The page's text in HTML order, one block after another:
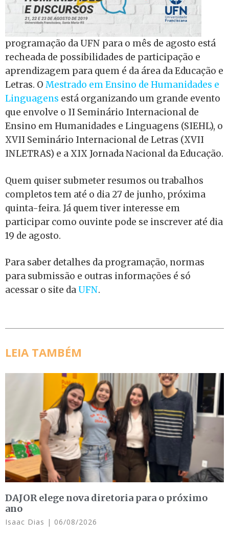
programação da UFN para o mês de agosto está
recheada de possibilidades de participação e
aprendizagem para quem é da área da Educação e
Letras. O Mestrado em Ensino de Humanidades e
Linguagens está organizando um grande evento
que envolve o II Seminário Internacional de
Ensino em Humanidades e Linguagens (SIEHL), o
XVII Seminário Internacional de Letras (XVII
INLETRAS) e a XIX Jornada Nacional da Educação.
Quem quiser submeter resumos ou trabalhos
completos tem até o dia 27 de junho, próxima
quinta-feira. Já quem tiver interesse em
participar como ouvinte pode se inscrever até dia
19 de agosto.
Para saber detalhes da programação, normas
para submissão e outras informações é só
acessar o site da UFN.
LEIA TAMBÉM
DAJOR elege nova diretoria para o próximo
ano
Isaac Dias 06/08/2026